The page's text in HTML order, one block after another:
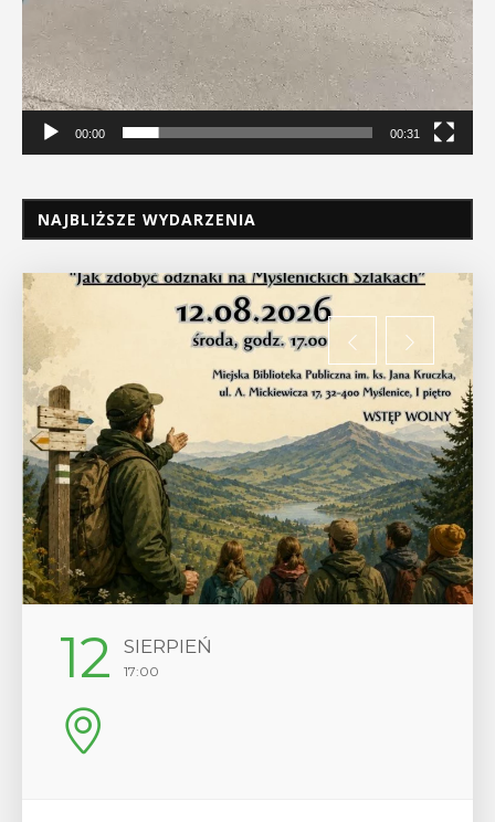
00:00 00:31
NAJBLIŻSZE WYDARZENIA
29 SIERPIEŃ
08:00 - 18:00